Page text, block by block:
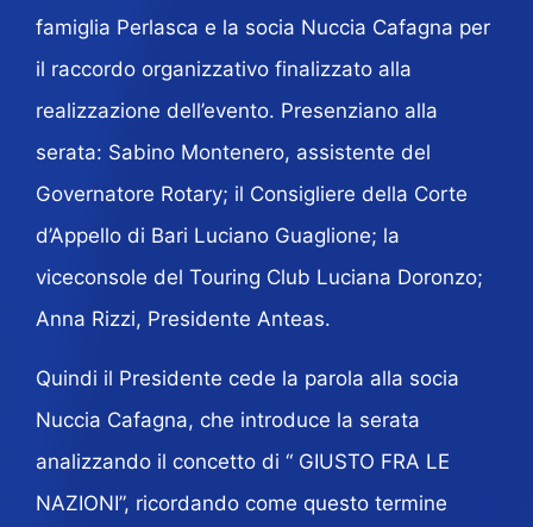
famiglia Perlasca e la socia Nuccia Cafagna per
il raccordo organizzativo finalizzato alla
realizzazione dell’evento. Presenziano alla
serata: Sabino Montenero, assistente del
Governatore Rotary; il Consigliere della Corte
d’Appello di Bari Luciano Guaglione; la
viceconsole del Touring Club Luciana Doronzo;
Anna Rizzi, Presidente Anteas.
Quindi il Presidente cede la parola alla socia
Nuccia Cafagna, che introduce la serata
analizzando il concetto di “ GIUSTO FRA LE
NAZIONI”, ricordando come questo termine